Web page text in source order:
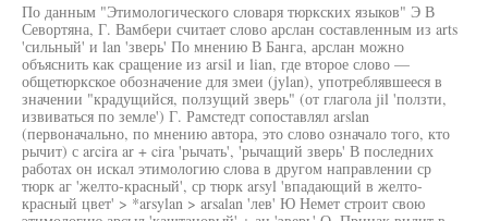
По данным "Этимологического словаря тюркских языков" Э В
Севортяна, Г. Вамбери считает слово арслан составленным из arts
'сильный' и lan 'зверь' По мнению В Банга, арслан можно
объяснить как сращение из arsil и lian, где второе слово —
общетюркское обозначение для змеи (jylan), употреблявшееся в
значении "крадущийся, ползущий зверь" (от глагола jil 'ползти,
извиваться по земле') Г. Рамстедт сопоставлял arslan
(первоначально, по мнению автора, это слово означало того, кто
рычит) с arcira ar + cira 'рычать', 'рычащий зверь' В последних
работах он искал этимологию слова в другом направлении ср
тюрк аг 'желто-красный', ср тюрк arsyl 'впадающий в желто-
красный цвет' > *arsylan > arsalan 'лев' Ю Немет строит свою